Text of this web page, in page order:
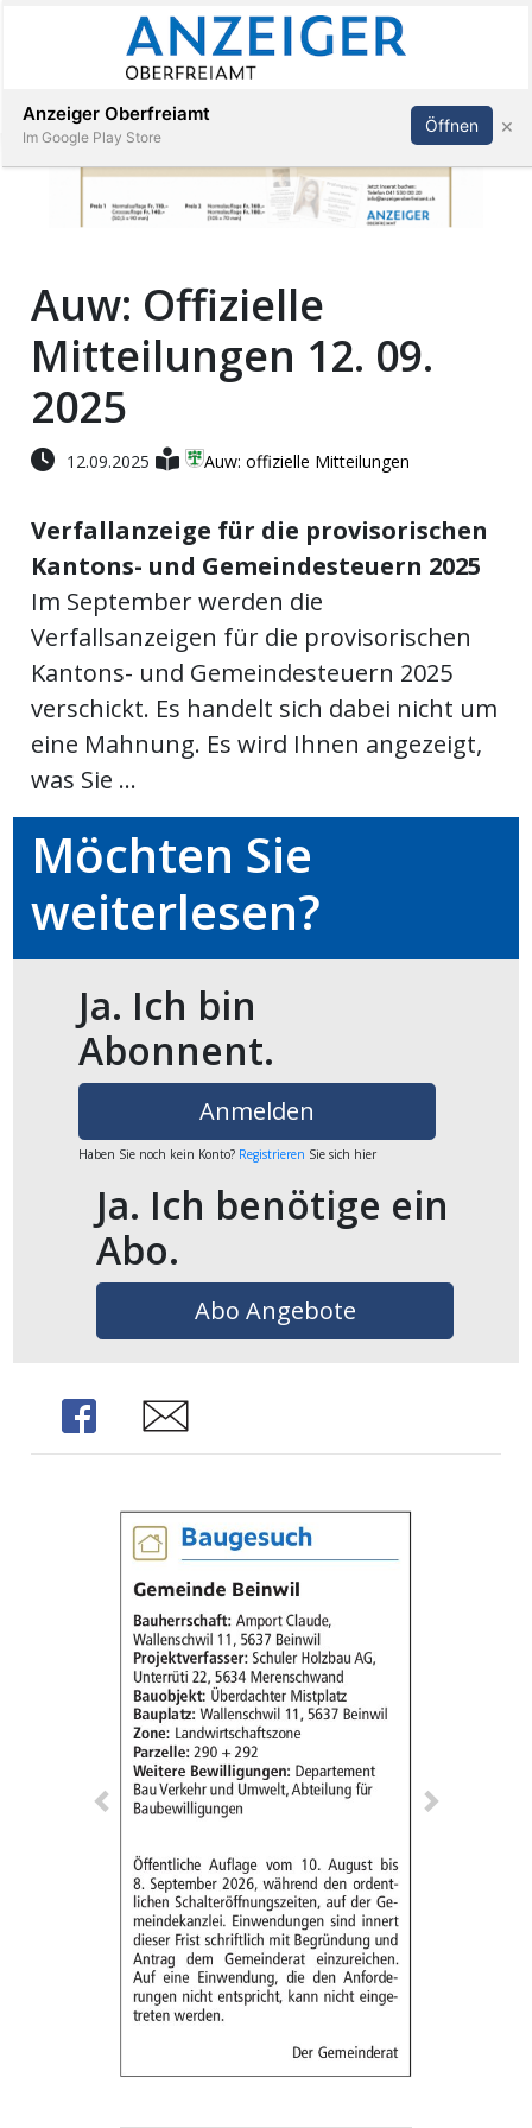
Veranstaltungen
Stellen
Paper
App
Auw
Auw:
offizielle
Mitteilungen
Abonnieren Anmelden
Auw: Offizielle
Mitteilungen 12. 09.
2025
12.09.2025 Auw: offizielle Mitteilungen
Verfallanzeige für die provisorischen
Kantons- und Gemeindesteuern 2025
Im September werden die
Verfallsanzeigen für die provisorischen
Kantons- und Gemeindesteuern 2025
verschickt. Es handelt sich dabei nicht um
eine Mahnung. Es wird Ihnen angezeigt,
was Sie ...
Möchten Sie
weiterlesen?
Ja. Ich bin
Abonnent.
Anmelden
Haben Sie noch kein Konto? Registrieren Sie sich hier
Ja. Ich benötige ein
Abo.
Abo Angebote
Share Share
Anzeiger Oberfreiamt
Im Google Play Store
Öffnen ×